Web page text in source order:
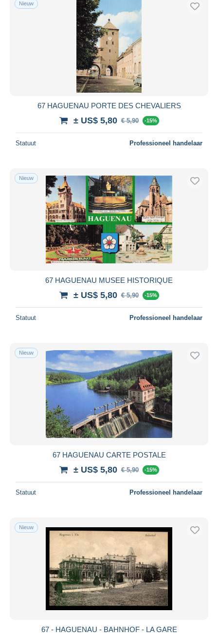
Nieuw
67 HAGUENAU PORTE DES CHEVALIERS
± US$ 5,80 € 5,90 -15%
Statuut Professioneel handelaar
Nieuw
67 HAGUENAU MUSEE HISTORIQUE
± US$ 5,80 € 5,90 -15%
Statuut Professioneel handelaar
Nieuw
67 HAGUENAU CARTE POSTALE
± US$ 5,80 € 5,90 -15%
Statuut Professioneel handelaar
Nieuw
67 - HAGUENAU - BAHNHOF - LA GARE